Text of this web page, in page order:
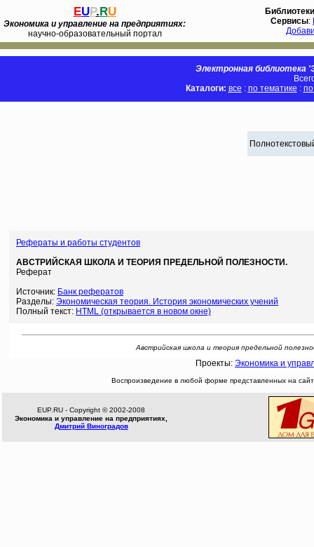
EUP.RU
Экономика и управление на предприятиях:
научно-образовательный портал
Библиотеки
Сервисы:
Электронная библиотека
Каталоги: все : по тематике :
Рефераты и работы студентов
АВСТРИЙСКАЯ ШКОЛА И ТЕОРИЯ ПРЕДЕЛЬНОЙ ПОЛЕЗНОСТИ.
Реферат
Источник: Банк рефератов
Разделы: Экономическая теория. История экономических учений
Полный текст: HTML (открывается в новом окне)
Австрийская школа и теория предельной
Проекты: Экономика и
Воспроизведение в любой форме представленных на
EUP.RU - Copyright © 2002-2008
Экономика и управление на предприятиях,
Дмитрий Виноградов